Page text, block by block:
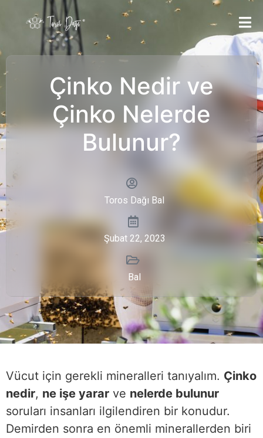
Çinko Nedir ve
Çinko Nelerde
Bulunur?
Toros Dağı Bal
Şubat 22, 2023
Bal
Vücut için gerekli mineralleri tanıyalım. Çinko
nedir, ne işe yarar ve nelerde bulunur
soruları insanları ilgilendiren bir konudur.
Demirden sonra en önemli minerallerden biri